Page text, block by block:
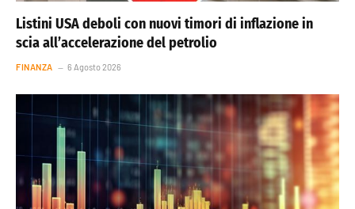
Listini USA deboli con nuovi timori di inflazione in
scia all’accelerazione del petrolio
FINANZA 6 Agosto 2026